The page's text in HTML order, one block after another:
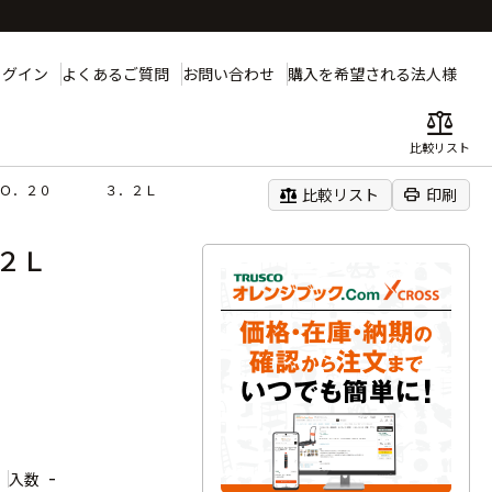
イン よくあるご質問 お問い合わせ 購入を希望される法人様
balance
比較リスト
ＮＯ．２０ ３．２Ｌ balance 比較リスト print 印刷
Ｌ
入数 -